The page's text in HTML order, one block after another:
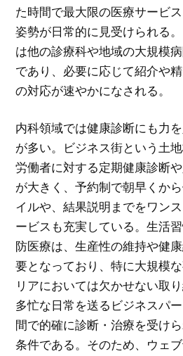
た時間で最大限の医療サービ
姿勢が日常的に見受けられる
は他の診療科や地域の大規模
であり、必要に応じて紹介や
の対応が速やかになされる。
内科領域では健康診断にも力
が多い。ビジネス街という土
労働者に対する定期健康診断
が大きく、予約制で朝早くか
イルや、結果説明までをワン
ービスも充実している。生活
防医療は、生産性の維持や健
要となっており、特に大規模
リアにおいては欠かせない取
多忙な日常を送るビジネスパ
間で的確に診断・治療を受け
条件である。そのため、ウェ